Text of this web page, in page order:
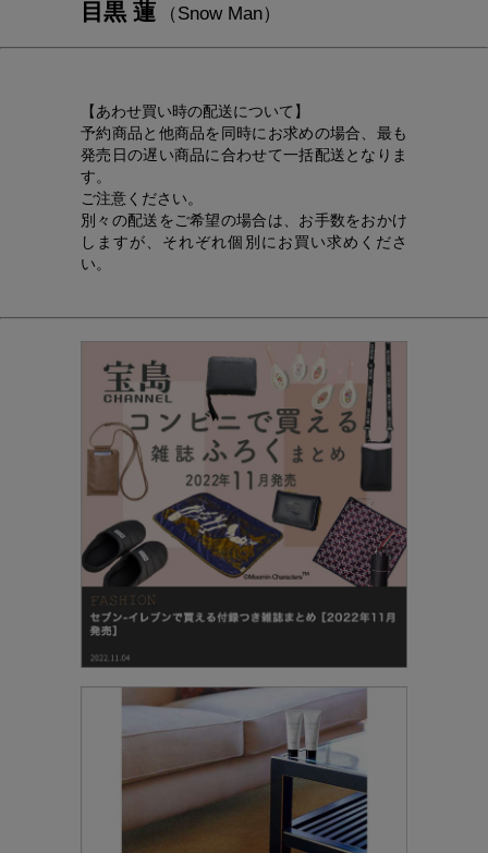
目黒 蓮 （Snow Man）
【あわせ買い時の配送について】
予約商品と他商品を同時にお求めの場合、最も
発売日の遅い商品に合わせて一括配送となりま
す。
ご注意ください。
別々の配送をご希望の場合は、お手数をおかけ
しますが、それぞれ個別にお買い求めくださ
い。